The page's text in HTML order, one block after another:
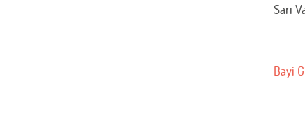
Sarı
Bayi